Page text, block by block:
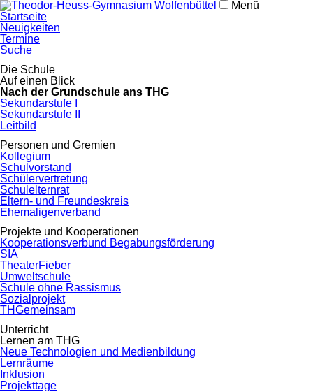
Menü
Navigation
überspringen
Startseite
Neuigkeiten
Termine
Suche
Navigation
überspringen
Die Schule
Auf einen Blick
Nach der Grundschule ans THG
Sekundarstufe I
Sekundarstufe II
Leitbild
Personen und Gremien
Kollegium
Schulvorstand
Schülervertretung
Schulelternrat
Eltern- und Freundeskreis
Ehemaligenverband
Projekte und Kooperationen
Kooperationsverbund Begabungsförderung
SIA
TheaterFieber
Umweltschule
Schule ohne Rassismus
Sozialprojekt
THGemeinsam
Unterricht
Lernen am THG
Neue Technologien und Medienbildung
Lernräume
Inklusion
Projekttage